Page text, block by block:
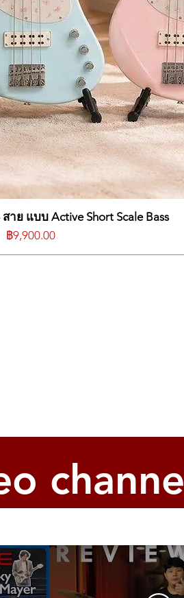
สาย แบบ Active Short Scale Bass
ราคา
฿9,900.00